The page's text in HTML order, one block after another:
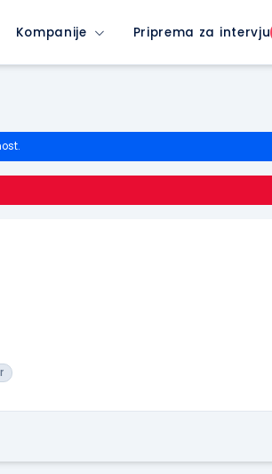
Kompanije Priprema za intervju